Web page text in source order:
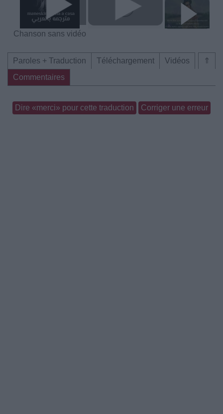
Chanson sans vidéo
⇑
Paroles + Traduction Téléchargement
Vidéos
Commentaires
Dire «merci» pour cette traduction Corriger une erreur